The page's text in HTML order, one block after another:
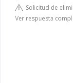
Solicitud de
Ver respuesta